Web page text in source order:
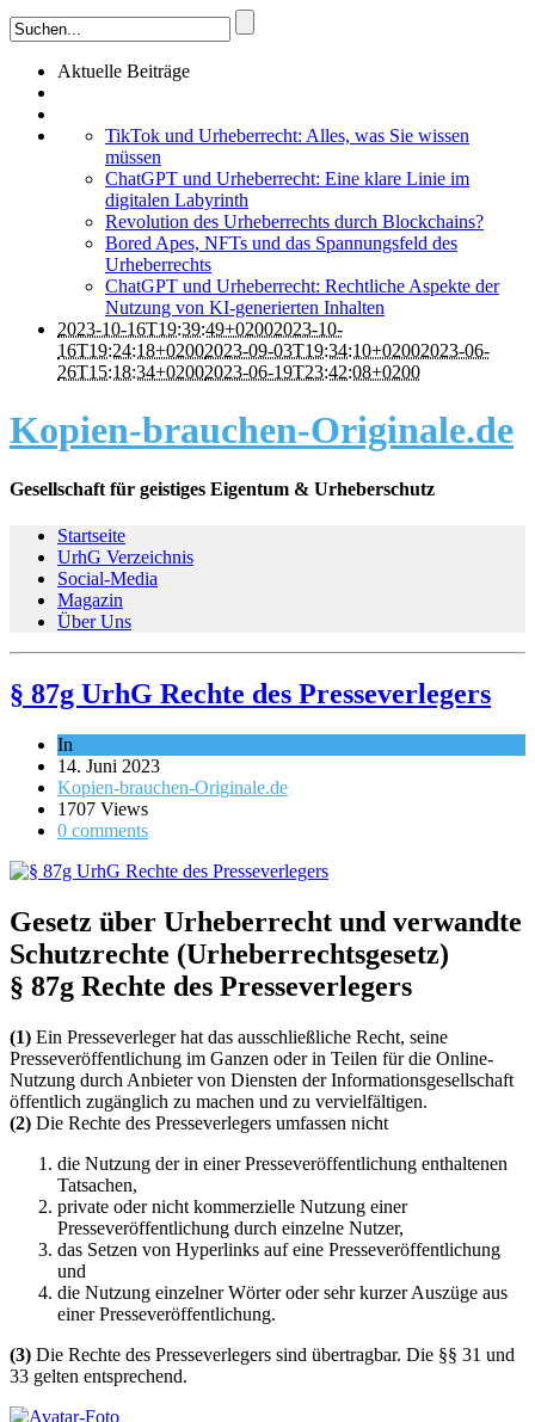
Aktuelle Beiträge
TikTok und Urheberrecht: Alles, was Sie wissen
müssen
ChatGPT und Urheberrecht: Eine klare Linie im
digitalen Labyrinth
Revolution des Urheberrechts durch Blockchains?
Bored Apes, NFTs und das Spannungsfeld des
Urheberrechts
ChatGPT und Urheberrecht: Rechtliche Aspekte der
Nutzung von KI-generierten Inhalten
2023-10-16T19:39:49+02002023-10-
16T19:24:18+02002023-09-03T19:34:10+02002023-06-
26T15:18:34+02002023-06-19T23:42:08+0200
Kopien-brauchen-Originale.de
Gesellschaft für geistiges Eigentum & Urheberschutz
Startseite
UrhG Verzeichnis
Social-Media
Magazin
Über Uns
§ 87g UrhG Rechte des Presseverlegers
In
14. Juni 2023
Kopien-brauchen-Originale.de
1707 Views
0 comments
Gesetz über Urheberrecht und verwandte
Schutzrechte (Urheberrechtsgesetz)
§ 87g Rechte des Presseverlegers
(1) Ein Presseverleger hat das ausschließliche Recht, seine
Presseveröffentlichung im Ganzen oder in Teilen für die Online-
Nutzung durch Anbieter von Diensten der Informationsgesellschaft
öffentlich zugänglich zu machen und zu vervielfältigen.
(2) Die Rechte des Presseverlegers umfassen nicht
die Nutzung der in einer Presseveröffentlichung enthaltenen
Tatsachen,
private oder nicht kommerzielle Nutzung einer
Presseveröffentlichung durch einzelne Nutzer,
das Setzen von Hyperlinks auf eine Presseveröffentlichung
und
die Nutzung einzelner Wörter oder sehr kurzer Auszüge aus
einer Presseveröffentlichung.
(3) Die Rechte des Presseverlegers sind übertragbar. Die §§ 31 und
33 gelten entsprechend.